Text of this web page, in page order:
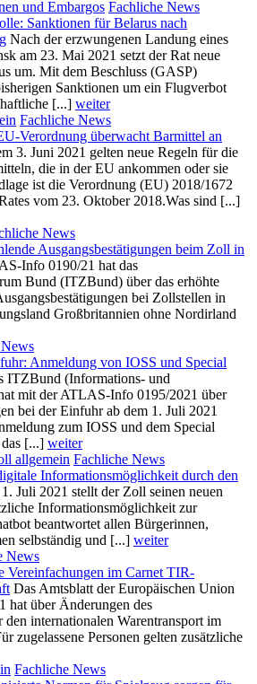
und Embargos Fachliche News
Sanktionen für Belarus nach
Nach der erzwungenen Landung eines
am 23. Mai 2021 setzt der Rat neue
um. Mit dem Beschluss (GASP)
Sanktionen um ein Flugverbot
[...] weiter
Fachliche News
Verordnung überwacht Barmittel an
3. Juni 2021 gelten neue Regeln für die
die in der EU ankommen oder sie
ist die Verordnung (EU) 2018/1672
vom 23. Oktober 2018.Was sind [...]
News
Ausgangsbestätigungen beim Zoll in
Info 0190/21 hat das
Bund (ITZBund) über das erhöhte
bei Zollstellen in
Großbritannien ohne Nordirland
Anmeldung von IOSS und Special
ITZBund (Informations- und
mit der ATLAS-Info 0195/2021 über
bei der Einfuhr ab dem 1. Juli 2021
zum IOSS und dem Special
[...] weiter
allgemein Fachliche News
Informationsmöglichkeit durch den
Juli 2021 stellt der Zoll seinen neuen
Informationsmöglichkeit zur
beantwortet allen Bürgerinnen,
selbständig und [...] weiter
News
Vereinfachungen im Carnet TIR-
Das Amtsblatt der Europäischen Union
hat über Änderungen des
internationalen Warentransport im
zugelassene Personen gelten zusätzliche
Fachliche News